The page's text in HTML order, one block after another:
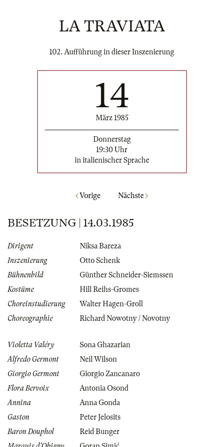
LA TRAVIATA
102. Aufführung in dieser Inszenierung
14
März 1985
Donnerstag
19:30 Uhr
in italienischer Sprache
Vorige Nächste
BESETZUNG | 14.03.1985
Dirigent
Niksa Bareza
Inszenierung
Otto Schenk
Bühnenbild
Günther Schneider-Siemssen
Kostüme
Hill Reihs-Gromes
Choreinstudierung
Walter Hagen-Groll
Choreographie
Richard Nowotny / Novotny
Violetta Valéry
Sona Ghazarian
Alfredo Germont
Neil Wilson
Giorgio Germont
Giorgio Zancanaro
Flora Bervoix
Antonia Osond
Annina
Anna Gonda
Gaston
Peter Jelosits
Baron Douphol
Reid Bunger